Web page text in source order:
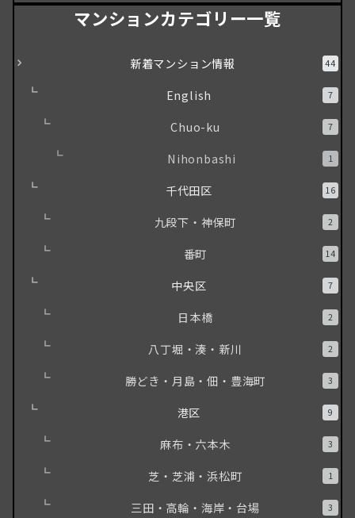
マンションカテゴリー一覧
新着マンション情報 44
English 7
Chuo-ku 7
Nihonbashi 1
千代田区 16
九段下・神保町 2
番町 14
中央区 7
日本橋 2
八丁堀・湊・新川 2
勝どき・月島・佃・豊海町 3
港区 9
麻布・六本木 3
芝・芝浦・浜松町 1
三田・高輪・海岸・台場 3